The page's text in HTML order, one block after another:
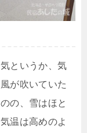
というか、気
が吹いていた
の、雪はほと
温は高めのよ